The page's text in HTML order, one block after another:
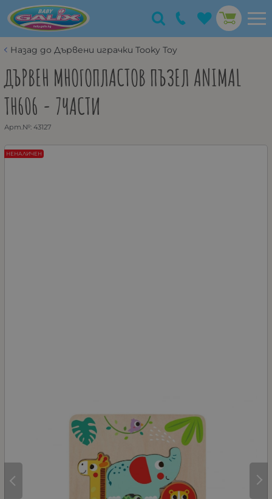
Назад до Дървени играчки Tooky Toy
ДЪРВЕН МНОГОПЛАСТОВ ПЪЗЕЛ ANIMAL
TH606 - 7ЧАСТИ
Арт.№: 43127
НЕНАЛИЧЕН